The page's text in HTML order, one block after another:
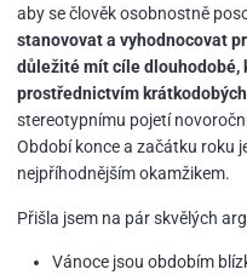
aby se člověk osobnostně
stanovovat a vyhodnocovat
důležité mít cíle dlouhodobé,
prostřednictvím
stereotypnímu pojetí
Období konce a začátku roku
nejpříhodnějším okamžikem.
Přišla jsem na pár skvělých
Vánoce jsou obdobím